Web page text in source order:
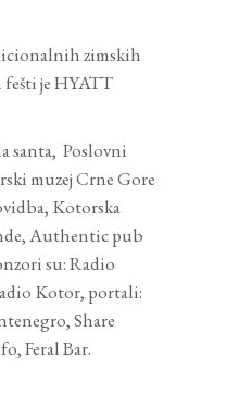
zimskih
je HYATT
santa, Poslovni
muzej Crne Gore
Kotorska
Authentic pub
su: Radio
Kotor, portali:
Share
Feral Bar.